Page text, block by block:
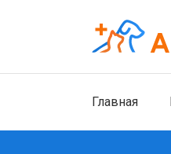
Главная